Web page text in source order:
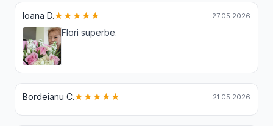
Ioana D.★★★★★ 27.05.2026
Flori superbe.
Bordeianu C.★★★★★ 21.05.2026